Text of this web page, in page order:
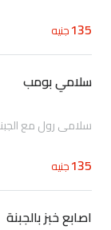
135جنيه
سلامي بومب
سلامي رول مع
135جنيه
اصابع خبز بالجبنة